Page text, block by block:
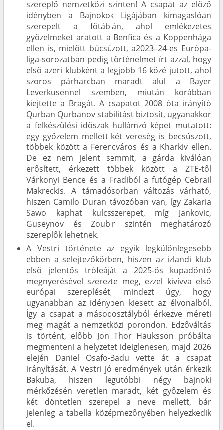
szereplő nemzetközi szinten! A csapat az előző
idényben a Bajnokok Ligájában kimagaslóan
szerepelt a főtáblán, ahol emlékezetes
győzelmeket aratott a Benfica és a Koppenhága
ellen is, mielőtt búcsúzott, a2023–24-es Európa-
liga-sorozatban pedig történelmet írt azzal, hogy
első azeri klubként a legjobb 16 közé jutott, ahol
szoros párharcban maradt alul a Bayer
Leverkusennel szemben, miután korábban
kiejtette a Bragát. A csapatot 2008 óta irányító
Qurban Qurbanov stabilitást biztosít, ugyanakkor
a felkészülési időszak hullámzó képet mutatott:
egy győzelem mellett két vereség is becsúszott,
többek között a Ferencváros és a Kharkiv ellen.
De ez nem jelent semmit, a gárda kiválóan
erősített, érkezett többek között a ZTE-től
Várkonyi Bence és a Fradiból a futógép Cebrail
Makreckis. A támadósorban változás várható,
hiszen Camilo Duran távozóban van, így Zakaria
Sawo kaphat kulcsszerepet, míg Jankovic,
Guseynov és Zoubir szintén meghatározó
szereplők lehetnek.
A Vestri története az egyik legkülönlegesebb
ebben a selejtezőkörben, hiszen az izlandi klub
első jelentős trófeáját a 2025-ös kupadöntő
megnyerésével szerezte meg, ezzel kivívva első
európai szereplését, mindezt úgy, hogy
ugyanabban az idényben kiesett az élvonalból.
Így a csapat a másodosztályból érkezve méreti
meg magát a nemzetközi porondon. Edzőváltás
is történt, előbb Jon Thor Hauksson próbálta
megmenteni a helyzetet ideiglenesen, majd 2026
elején Daniel Osafo-Badu vette át a csapat
irányítását. A Vestri jó eredmények után érkezik
Bakuba, hiszen legutóbbi négy bajnoki
mérkőzésén veretlen maradt, két győzelem és
két döntetlen szerepel a neve mellett, bár
jelenleg a tabella középmezőnyében helyezkedik
el.